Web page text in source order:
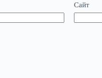
Сайт